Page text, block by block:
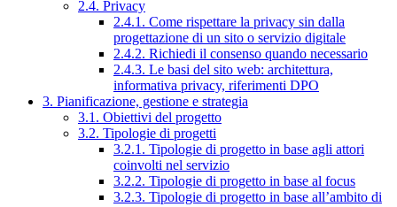
2.4. Privacy
2.4.1. Come rispettare la privacy sin dalla
progettazione di un sito o servizio digitale
2.4.2. Richiedi il consenso quando necessario
2.4.3. Le basi del sito web: architettura,
informativa privacy, riferimenti DPO
3. Pianificazione, gestione e strategia
3.1. Obiettivi del progetto
3.2. Tipologie di progetti
3.2.1. Tipologie di progetto in base agli attori
coinvolti nel servizio
3.2.2. Tipologie di progetto in base al focus
3.2.3. Tipologie di progetto in base all’ambito di